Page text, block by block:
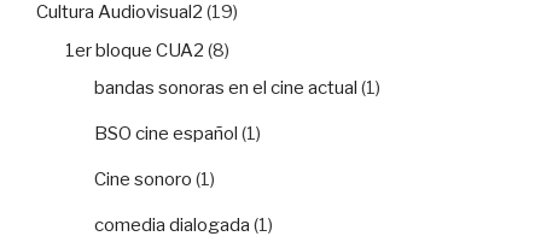
Cultura Audiovisual2 (19)
1er bloque CUA2 (8)
bandas sonoras en el cine actual (1)
BSO cine español (1)
Cine sonoro (1)
comedia dialogada (1)